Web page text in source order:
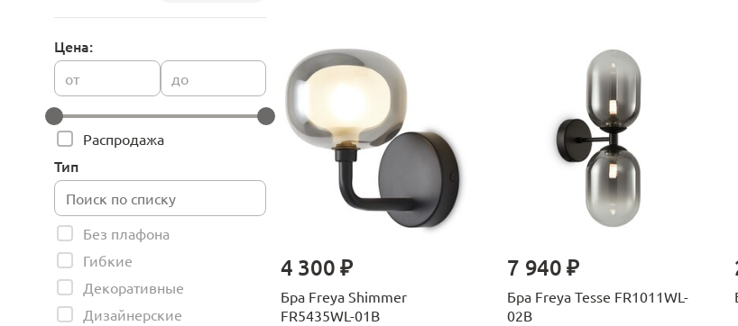
Цена:
от до
Распродажа
Тип
Без плафона
Гибкие
Декоративные
Дизайнерские
4 300 ₽
Бра Freya Shimmer
FR5435WL-01B
7 940 ₽
Бра Freya Tesse FR1011WL-
02B